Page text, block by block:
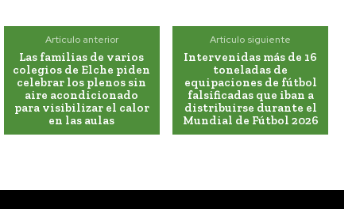
Artículo anterior
Las familias de varios
colegios de Elche piden
celebrar los plenos sin
aire acondicionado
para visibilizar el calor
en las aulas
Artículo siguiente
Intervenidas más de 16
toneladas de
equipaciones de fútbol
falsificadas que iban a
distribuirse durante el
Mundial de Fútbol 2026